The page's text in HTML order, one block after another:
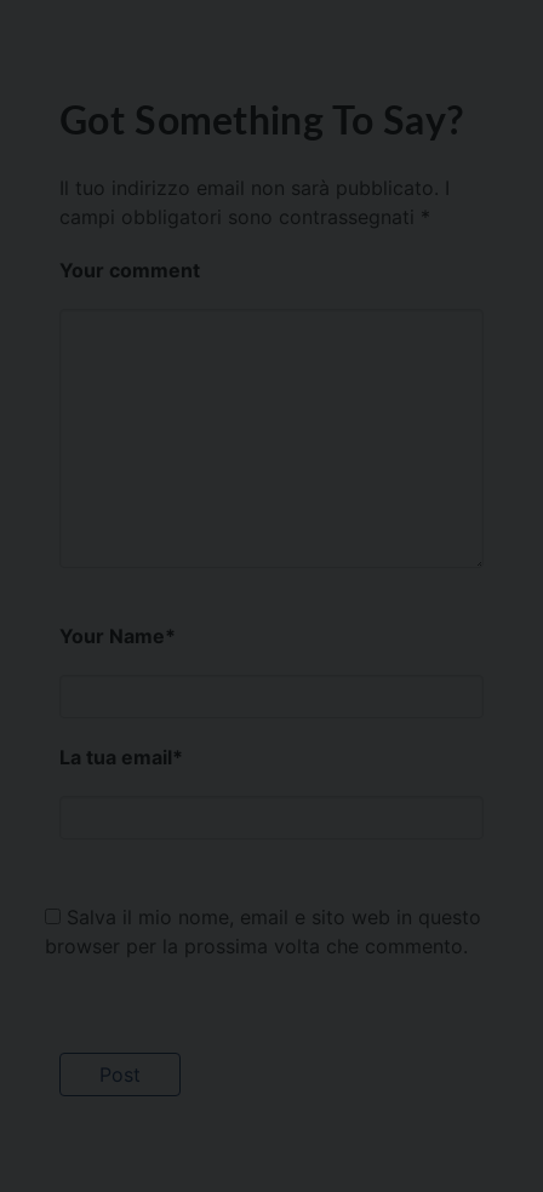
Got Something To Say?
Il tuo indirizzo email non sarà pubblicato.
campi obbligatori sono contrassegnati *
Your comment
Your Name*
La tua email*
Salva il mio nome, email e sito web in questo
browser per la prossima volta che commento.